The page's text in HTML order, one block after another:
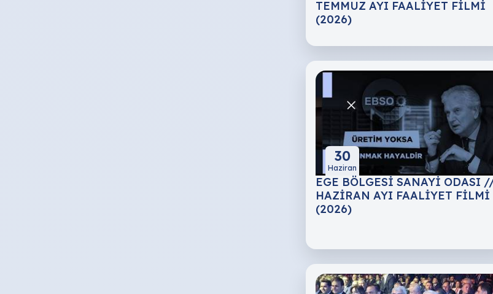
TEMMUZ AYI FAALİYET FİLMİ
(2026)
30
Haziran
EGE BÖLGESİ SANAYİ ODASI
HAZİRAN AYI FAALİYET FİLMİ
(2026)